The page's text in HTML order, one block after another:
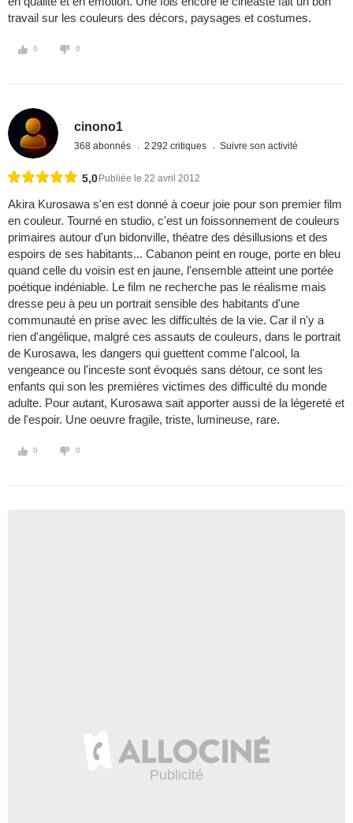
travail sur les couleurs des décors, paysages et costumes.
0 0
cinono1
368 abonnés 2 292 critiques Suivre son activité
5,0 Publiée le 22 avril 2012
Akira Kurosawa s'en est donné à coeur joie pour son premier film
en couleur. Tourné en studio, c'est un foissonnement de couleurs
primaires autour d'un bidonville, théatre des désillusions et des
espoirs de ses habitants... Cabanon peint en rouge, porte en bleu
quand celle du voisin est en jaune, l'ensemble atteint une portée
poétique indéniable. Le film ne recherche pas le réalisme mais
dresse peu à peu un portrait sensible des habitants d'une
communauté en prise avec les difficultés de la vie. Car il n'y a
rien d'angélique, malgré ces assauts de couleurs, dans le portrait
de Kurosawa, les dangers qui guettent comme l'alcool, la
vengeance ou l'inceste sont évoqués sans détour, ce sont les
enfants qui son les premières victimes des difficulté du monde
adulte. Pour autant, Kurosawa sait apporter aussi de la légereté et
de l'espoir. Une oeuvre fragile, triste, lumineuse, rare.
0 0